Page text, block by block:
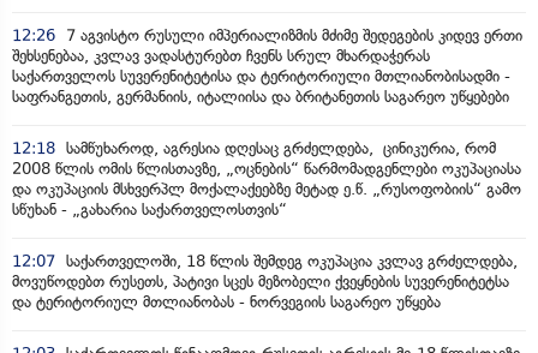
12:26
7 აგვისტო რუსული იმპერიალიზმის მძიმე შედეგების კიდევ ერთი
შეხსენებაა, კვლავ ვადასტურებთ ჩვენს სრულ მხარდაჭერას
საქართველოს სუვერენიტეტისა და ტერიტორიული მთლიანობისადმი -
საფრანგეთის, გერმანიის, იტალიისა და ბრიტანეთის საგარეო უწყებები
12:18 სამწუხაროდ, აგრესია დღესაც გრძელდება, ცინიკურია, რომ
2008 წლის ომის წლისთავზე, „ოცნების“ წარმომადგენლები ოკუპაციასა
და ოკუპაციის მსხვერპლ მოქალაქეებზე მეტად ე.წ. „რუსოფობიის“ გამო
სწუხან - „გახარია საქართველოსთვის“
12:07 საქართველოში, 18 წლის შემდეგ ოკუპაცია კვლავ გრძელდება,
მოვუწოდებთ რუსეთს, პატივი სცეს მეზობელი ქვეყნების სუვერენიტეტსა
და ტერიტორიულ მთლიანობას - ნორვეგიის საგარეო უწყება